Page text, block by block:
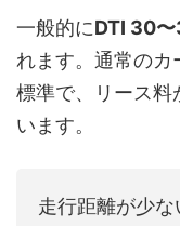
一般的にDTI 30
れます。通常の
標準で、リース料
います。
走行距離が少